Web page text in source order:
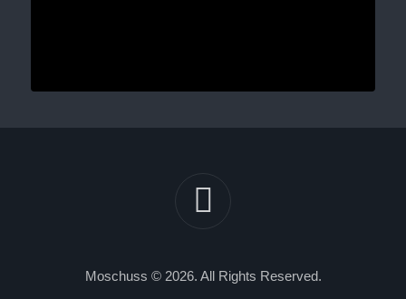
Moschuss © 2026. All Rights Reserved.